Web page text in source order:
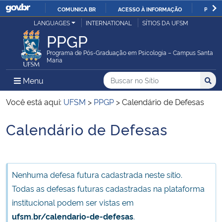
IR
O
COMUNICA BR ACESSO À INFORMAÇÃO
Ministério da Justiça e Segurança Pública
Ministério da Defesa
Ministério das Relações Exteriores
Ministério da Economia
Ministério da Agricultura, Pecuária e Abastecimento
Ministério da Educação
LANGUAGES INTERNATIONAL SÍTIOS DA UFSM
PPGP
Programa de Pós-Graduação em Psicologia – Campus Santa
Maria
Menu Menu Principal do Sítio
Busca
Buscar no no Sítio
Busca:
Você está aqui: UFSM > PPGP >Calendário de Defesas
Início do conteúdo
Calendário de Defesas
Nenhuma defesa futura cadastrada neste sítio.
Todas as defesas futuras cadastradas na plataforma
institucional podem ser vistas em
ufsm.br/calendario-de-defesas.